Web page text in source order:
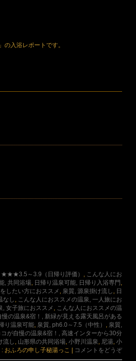
入浴レポートです。
★★★3.5～3.9（日帰り評価）
こんな人にお
, 共同浴場 日帰り温泉可能, 日帰り入浴専門
したい方におススメ 泉質, 源泉掛け流し
日
なし
こんな人におススメの温泉, 一人旅にお
, 女子旅におススメ
こんな人におススメの温
慢の温泉&宿！, 新緑が見える露天風呂がある
り温泉可能 泉質, ph6.0～7.5（中性）
泉質,
コが自慢の温泉&宿！, 高速インターから30分
流し 山形県の共同浴場 小野川温泉 尼湯 小
おふろの申し子秘湯っこ | コメントをどうぞ